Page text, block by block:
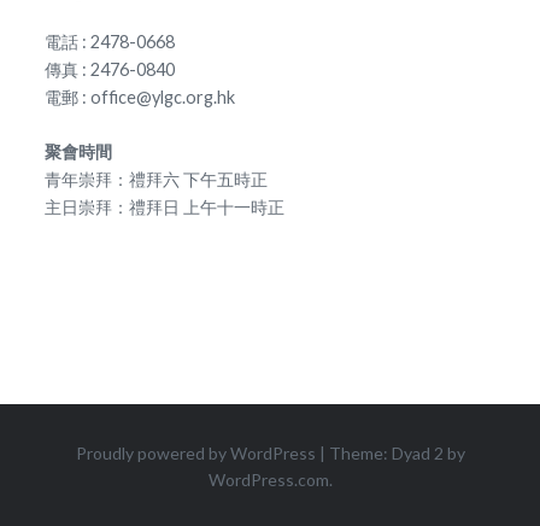
電話 : 2478-0668
傳真 : 2476-0840
電郵 : office@ylgc.org.hk
聚會時間
青年崇拜：禮拜六 下午五時正
主日崇拜：禮拜日 上午十一時正
Proudly powered by WordPress | Theme: Dyad 2 by
WordPress.com.